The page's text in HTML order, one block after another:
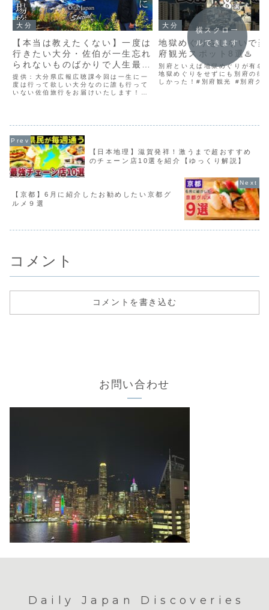
大分
【本当は教えたくない】一度は
行きたい大分・佐伯が一生忘れ
られないものばかりで人生最高
すぎた【旅行・おすすめグル
メ・観光・鶴見半島】saiki
oita, japan
提供：大分県広報広聴課今回は一生に一
度は行って欲しい大分なのに誰も行って
いない佐伯旅行をお届けいたします！自
大分
地獄めぐりをしないで
府観光スポット8選♨️
別府といえば地獄めぐりが有名
地獄めぐりをせずにも別府の街
しかった！#別府観光 #別府グ
横スクロー
ルできます
【日本地理】滋賀発祥！激うまで超おすすめ
のチェーン店10選を紹介【ゆっくり解説】
【京都】6月に紹介したお勧めしたい京都グ
ルメ９選
コメント
コメントを書き込む
お問い合わせ
Daily Japan Discoveries